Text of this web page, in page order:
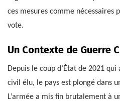
ces mesures comme nécessaires
vote.
Un Contexte de Guerre
Depuis le coup d’État de 2021
civil élu, le pays est plongé dans
L’armée a mis fin brutalement à